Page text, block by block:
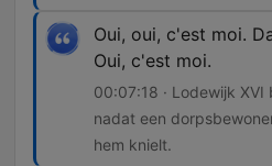
Oui, oui, c'est moi.
Oui, c'est moi.
00:07:18 · Lodewijk
nadat een
hem knielt.